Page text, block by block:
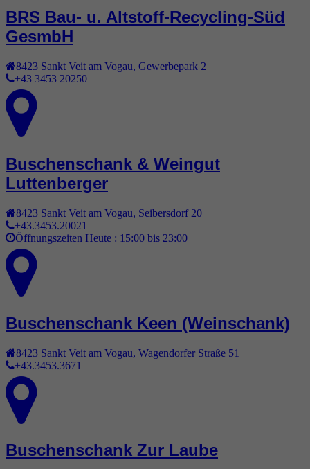
BRS Bau- u. Altstoff-Recycling-Süd
GesmbH
8423 Sankt Veit am Vogau Gewerbepark 2
+43 3453 20250
Buschenschank & Weingut
Luttenberger
8423 Sankt Veit am Vogau
Seibersdorf 20
+43.3453.20021
Öffnungszeiten Heute : 15:00 bis 23:00
Buschenschank Keen (Weinschank)
8423 Sankt Veit am Vogau Wagendorfer Straße 51
+43.3453.3671
Buschenschank Zur Laube